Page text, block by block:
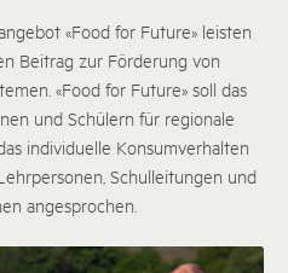
«Food for Future» leisten
Beitrag zur Förderung von
«Food for Future» soll das
und Schülern für regionale
individuelle Konsumverhalten
Schulleitungen und
angesprochen.